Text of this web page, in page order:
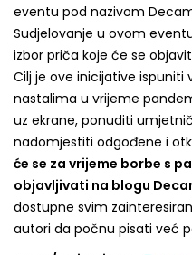
eventu pod nazivom
Sudjelovanje u ovom
izbor priča koje će se
Cilj je ove inicijative ispuniti
nastalima u vrijeme
uz ekrane, ponuditi
nadomjestiti odgođene i
će se za vrijeme borbe s
objavljivati na blogu
dostupne svim
autori da počnu pisati već